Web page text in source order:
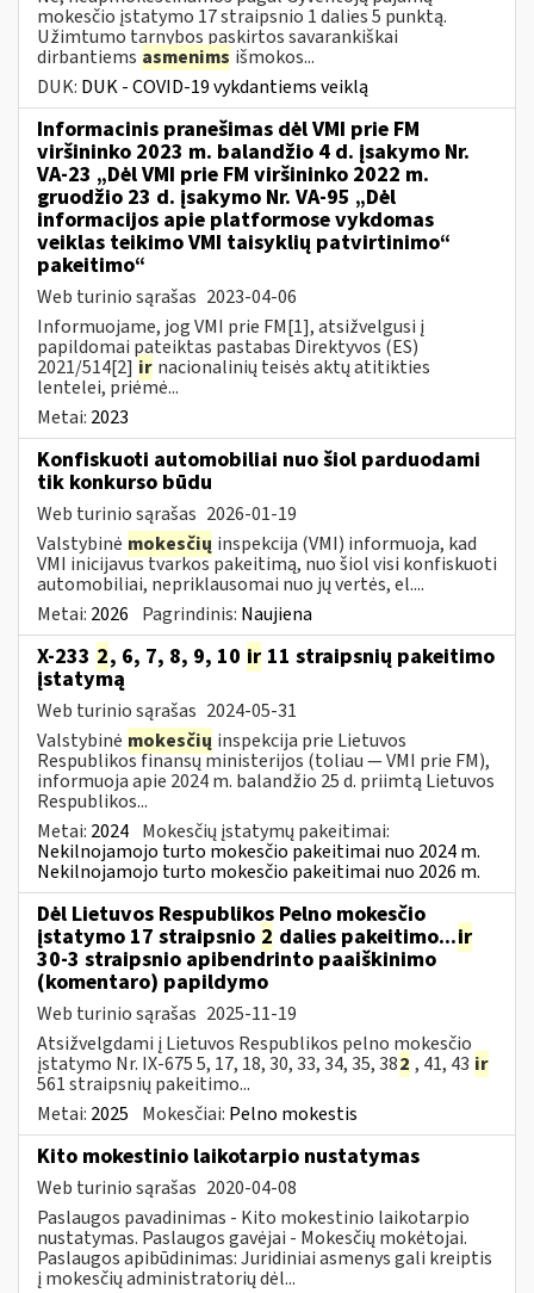
mokesčio įstatymo 17 straipsnio 1 dalies 5 punktą.
Užimtumo tarnybos paskirtos savarankiškai
dirbantiems asmenims išmokos...
DUK: DUK - COVID-19 vykdantiems veiklą
Informacinis pranešimas dėl VMI prie FM
viršininko 2023 m. balandžio 4 d. įsakymo Nr.
VA-23 „Dėl VMI prie FM viršininko 2022 m.
gruodžio 23 d. įsakymo Nr. VA-95 „Dėl
informacijos apie platformose vykdomas
veiklas teikimo VMI taisyklių patvirtinimo“
pakeitimo“
Web turinio sąrašas 2023-04-06
Informuojame, jog VMI prie FM[1], atsižvelgusi į
papildomai pateiktas pastabas Direktyvos (ES)
2021/514[2] ir nacionalinių teisės aktų atitikties
lentelei, priėmė...
Metai: 2023
Konfiskuoti automobiliai nuo šiol parduodami
tik konkurso būdu
Web turinio sąrašas 2026-01-19
Valstybinė mokesčių inspekcija (VMI) informuoja, kad
VMI inicijavus tvarkos pakeitimą, nuo šiol visi konfiskuoti
automobiliai, nepriklausomai nuo jų vertės, el....
Metai: 2026 Pagrindinis: Naujiena
X-233 2, 6, 7, 8, 9, 10 ir 11 straipsnių pakeitimo
įstatymą
Web turinio sąrašas 2024-05-31
Valstybinė mokesčių inspekcija prie Lietuvos
Respublikos finansų ministerijos (toliau — VMI prie FM),
informuoja apie 2024 m. balandžio 25 d. priimtą Lietuvos
Respublikos...
Metai: 2024 Mokesčių įstatymų pakeitimai:
Nekilnojamojo turto mokesčio pakeitimai nuo 2024 m.
Nekilnojamojo turto mokesčio pakeitimai nuo 2026 m.
Dėl Lietuvos Respublikos Pelno mokesčio
įstatymo 17 straipsnio 2 dalies pakeitimo...ir
30-3 straipsnio apibendrinto paaiškinimo
(komentaro) papildymo
Web turinio sąrašas 2025-11-19
Atsižvelgdami į Lietuvos Respublikos pelno mokesčio
įstatymo Nr. IX-675 5, 17, 18, 30, 33, 34, 35, 382 , 41, 43 ir
561 straipsnių pakeitimo...
Metai: 2025 Mokesčiai: Pelno mokestis
Kito mokestinio laikotarpio nustatymas
Web turinio sąrašas 2020-04-08
Paslaugos pavadinimas - Kito mokestinio laikotarpio
nustatymas. Paslaugos gavėjai - Mokesčių mokėtojai.
Paslaugos apibūdinimas: Juridiniai asmenys gali kreiptis
į mokesčių administratorių dėl...